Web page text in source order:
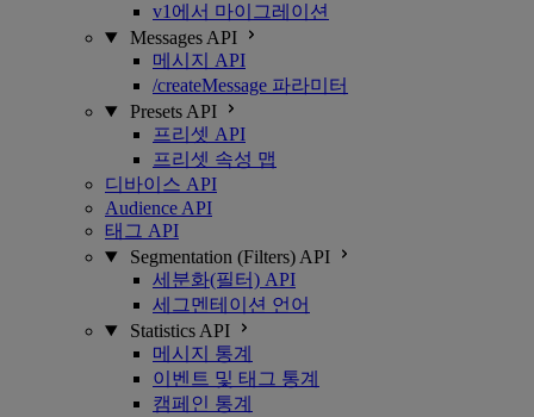
v1에서 마이그레이션
Messages API
메시지 API
/createMessage 파라미터
Presets API
프리셋 API
프리셋 속성 맵
디바이스 API
Audience API
태그 API
Segmentation (Filters) API
세분화(필터) API
세그멘테이션 언어
Statistics API
메시지 통계
이벤트 및 태그 통계
캠페인 통계